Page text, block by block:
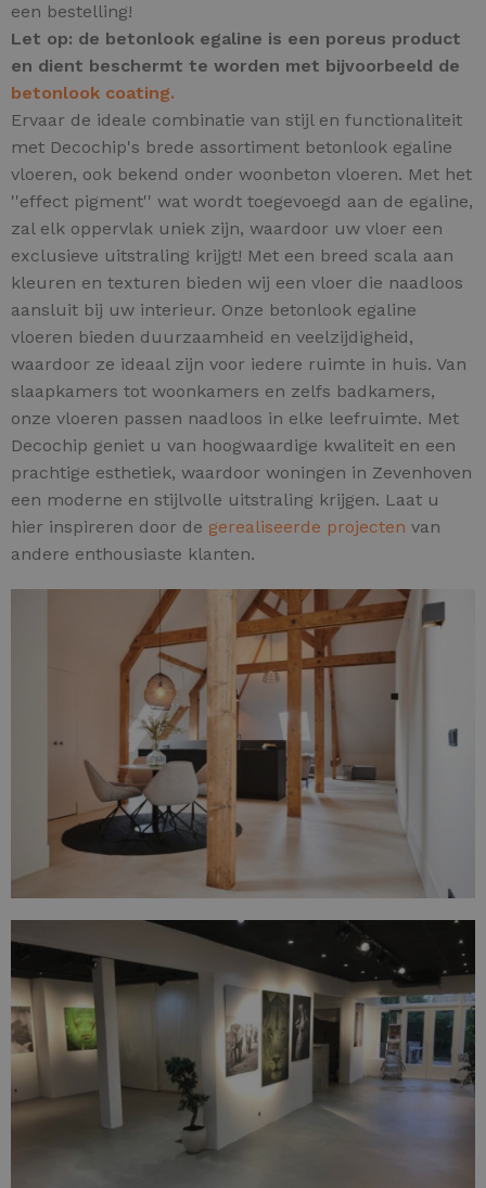
een bestelling!
Let op: de betonlook egaline is een poreus product
en dient beschermt te worden met bijvoorbeeld de
betonlook coating.
Ervaar de ideale combinatie van stijl en functionaliteit
met Decochip's brede assortiment betonlook egaline
vloeren, ook bekend onder woonbeton vloeren. Met het
''effect pigment'' wat wordt toegevoegd aan de egaline,
zal elk oppervlak uniek zijn, waardoor uw vloer een
exclusieve uitstraling krijgt! Met een breed scala aan
kleuren en texturen bieden wij een vloer die naadloos
aansluit bij uw interieur. Onze betonlook egaline
vloeren bieden duurzaamheid en veelzijdigheid,
waardoor ze ideaal zijn voor iedere ruimte in huis. Van
slaapkamers tot woonkamers en zelfs badkamers,
onze vloeren passen naadloos in elke leefruimte. Met
Decochip geniet u van hoogwaardige kwaliteit en een
prachtige esthetiek, waardoor woningen in Zevenhoven
een moderne en stijlvolle uitstraling krijgen. Laat u
hier inspireren door de gerealiseerde projecten van
andere enthousiaste klanten.